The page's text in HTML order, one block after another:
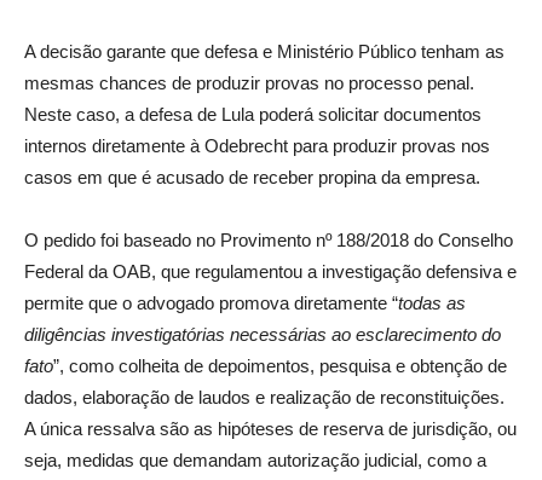
A decisão garante que defesa e Ministério Público tenham as
mesmas chances de produzir provas no processo penal.
Neste caso, a defesa de Lula poderá solicitar documentos
internos diretamente à Odebrecht para produzir provas nos
casos em que é acusado de receber propina da empresa.
O pedido foi baseado no Provimento nº 188/2018 do Conselho
Federal da OAB, que regulamentou a investigação defensiva e
permite que o advogado promova diretamente “todas as
diligências investigatórias necessárias ao esclarecimento do
fato”, como colheita de depoimentos, pesquisa e obtenção de
dados, elaboração de laudos e realização de reconstituições.
A única ressalva são as hipóteses de reserva de jurisdição, ou
seja, medidas que demandam autorização judicial, como a